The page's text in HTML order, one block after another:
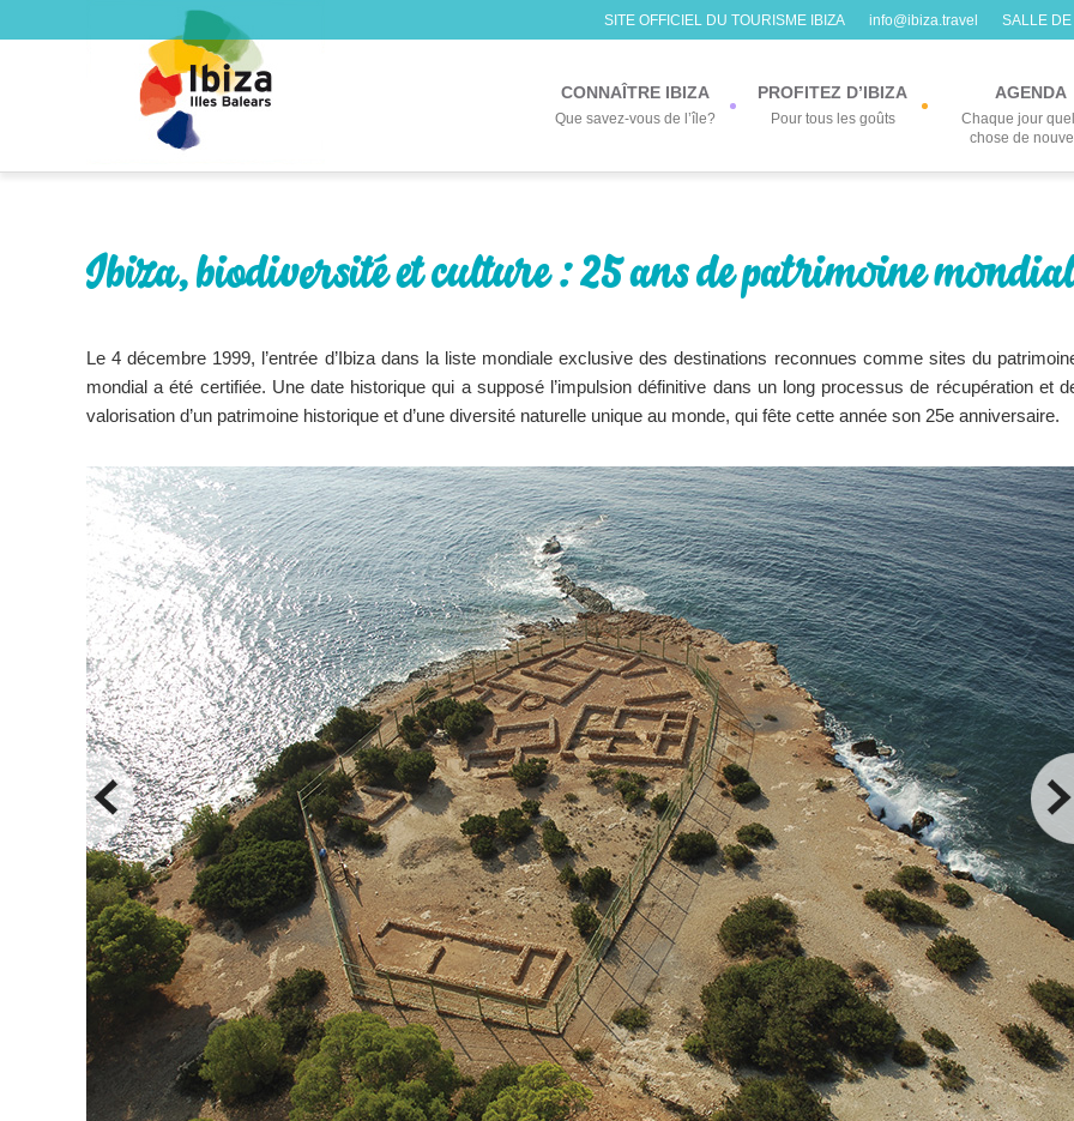
SITE OFFICIEL DU TOURISME IBIZA info@ibiza.travel SALLE
CONNAÎTRE IBIZA
Que savez-vous de l’île?
PROFITEZ D’IBIZA
Pour tous les goûts
AGENDA
Chaque jour
chose de
Ibiza, biodiversité et culture : 25 ans de patrimoine
Le 4 décembre 1999, l’entrée d’Ibiza dans la liste mondiale exclusive des destinations reconnues comme sites du
mondial a été certifiée. Une date historique qui a supposé l’impulsion définitive dans un long processus de récupération et
valorisation d’un patrimoine historique et d’une diversité naturelle unique au monde, qui fête cette année son 25e anniversaire.